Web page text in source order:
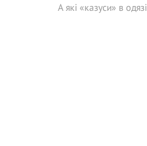
А які «казуси» в